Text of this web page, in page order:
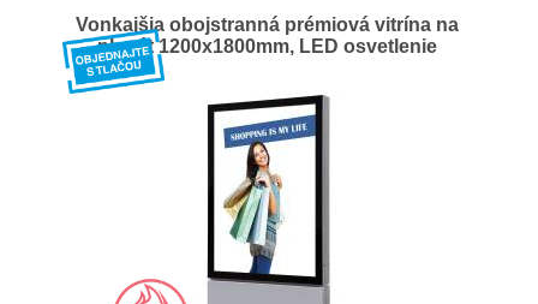
Vonkajšia obojstranná prémiová vitrína na
plagát 1200x1800mm, LED osvetlenie